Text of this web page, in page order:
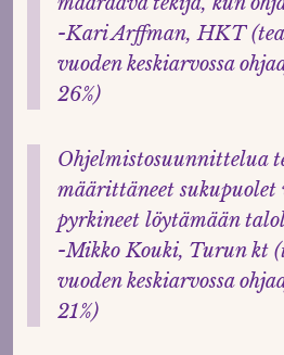
-Kari Arffman, HKT
vuoden keskiarvossa
26%)
Ohjelmistosuunnittelua
määrittäneet sukupuolet
pyrkineet löytämään
-Mikko Kouki, Turun kt
vuoden keskiarvossa
21%)